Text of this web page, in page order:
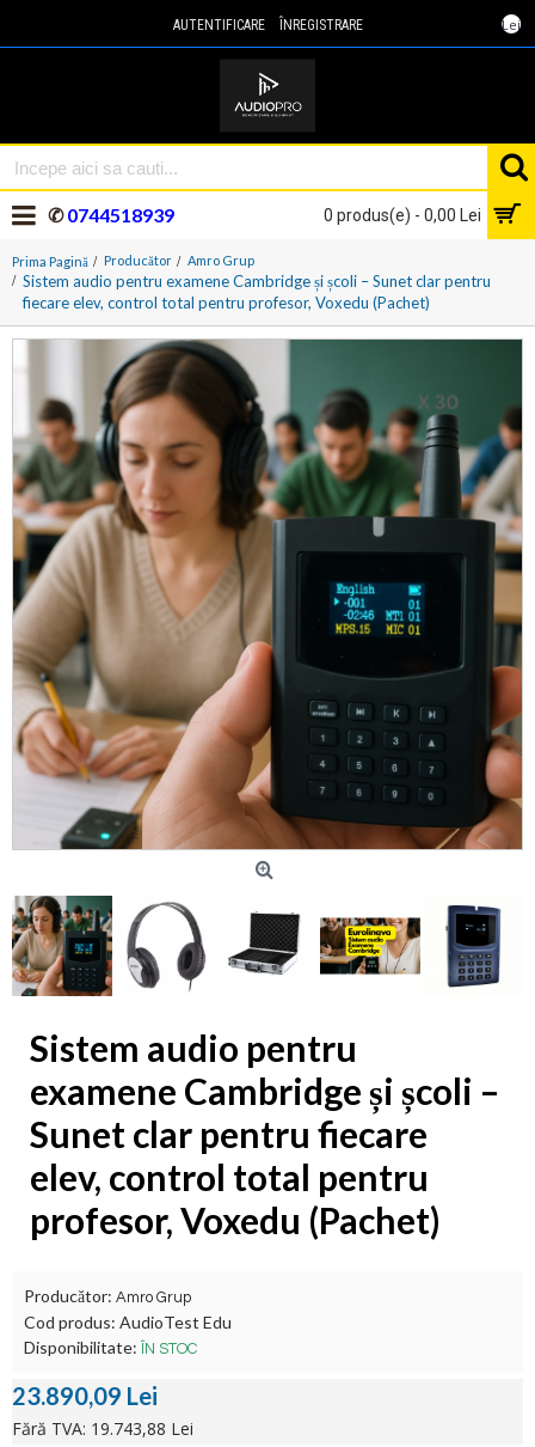
Lei
AUTENTIFICARE ÎNREGISTRARE
0 produs(e) - 0,00 Lei
✆0744518939
Prima Pagină Producător Amro Grup
Sistem audio pentru examene Cambridge și școli – Sunet clar pentru
fiecare elev, control total pentru profesor, Voxedu (Pachet)
Sistem audio pentru
examene Cambridge și școli –
Sunet clar pentru fiecare
elev, control total pentru
profesor, Voxedu (Pachet)
Producător: Amro Grup
Cod produs: AudioTest Edu
Disponibilitate:
ÎN STOC
23.890,09 Lei
Fără TVA: 19.743,88 Lei